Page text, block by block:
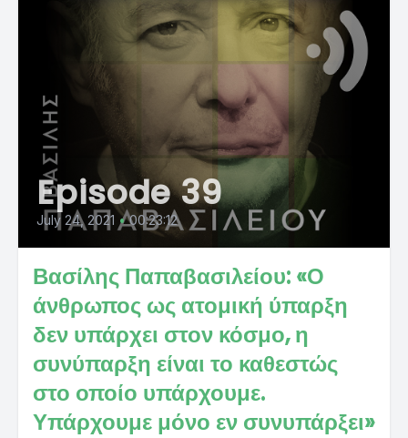
Episode 39
July 24, 2021 • 00:23:12
Βασίλης Παπαβασιλείου: «Ο
άνθρωπος ως ατομική ύπαρξη
δεν υπάρχει στον κόσμο, η
συνύπαρξη είναι το καθεστώς
στο οποίο υπάρχουμε.
Υπάρχουμε μόνο εν συνυπάρξει»